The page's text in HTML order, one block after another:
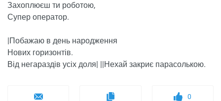
Захоплюєш ти роботою,
Супер оператор.
|Побажаю в день народження
Нових горизонтів.
Від негараздів усіх доля| ||Нехай закриє парасолькою.
0